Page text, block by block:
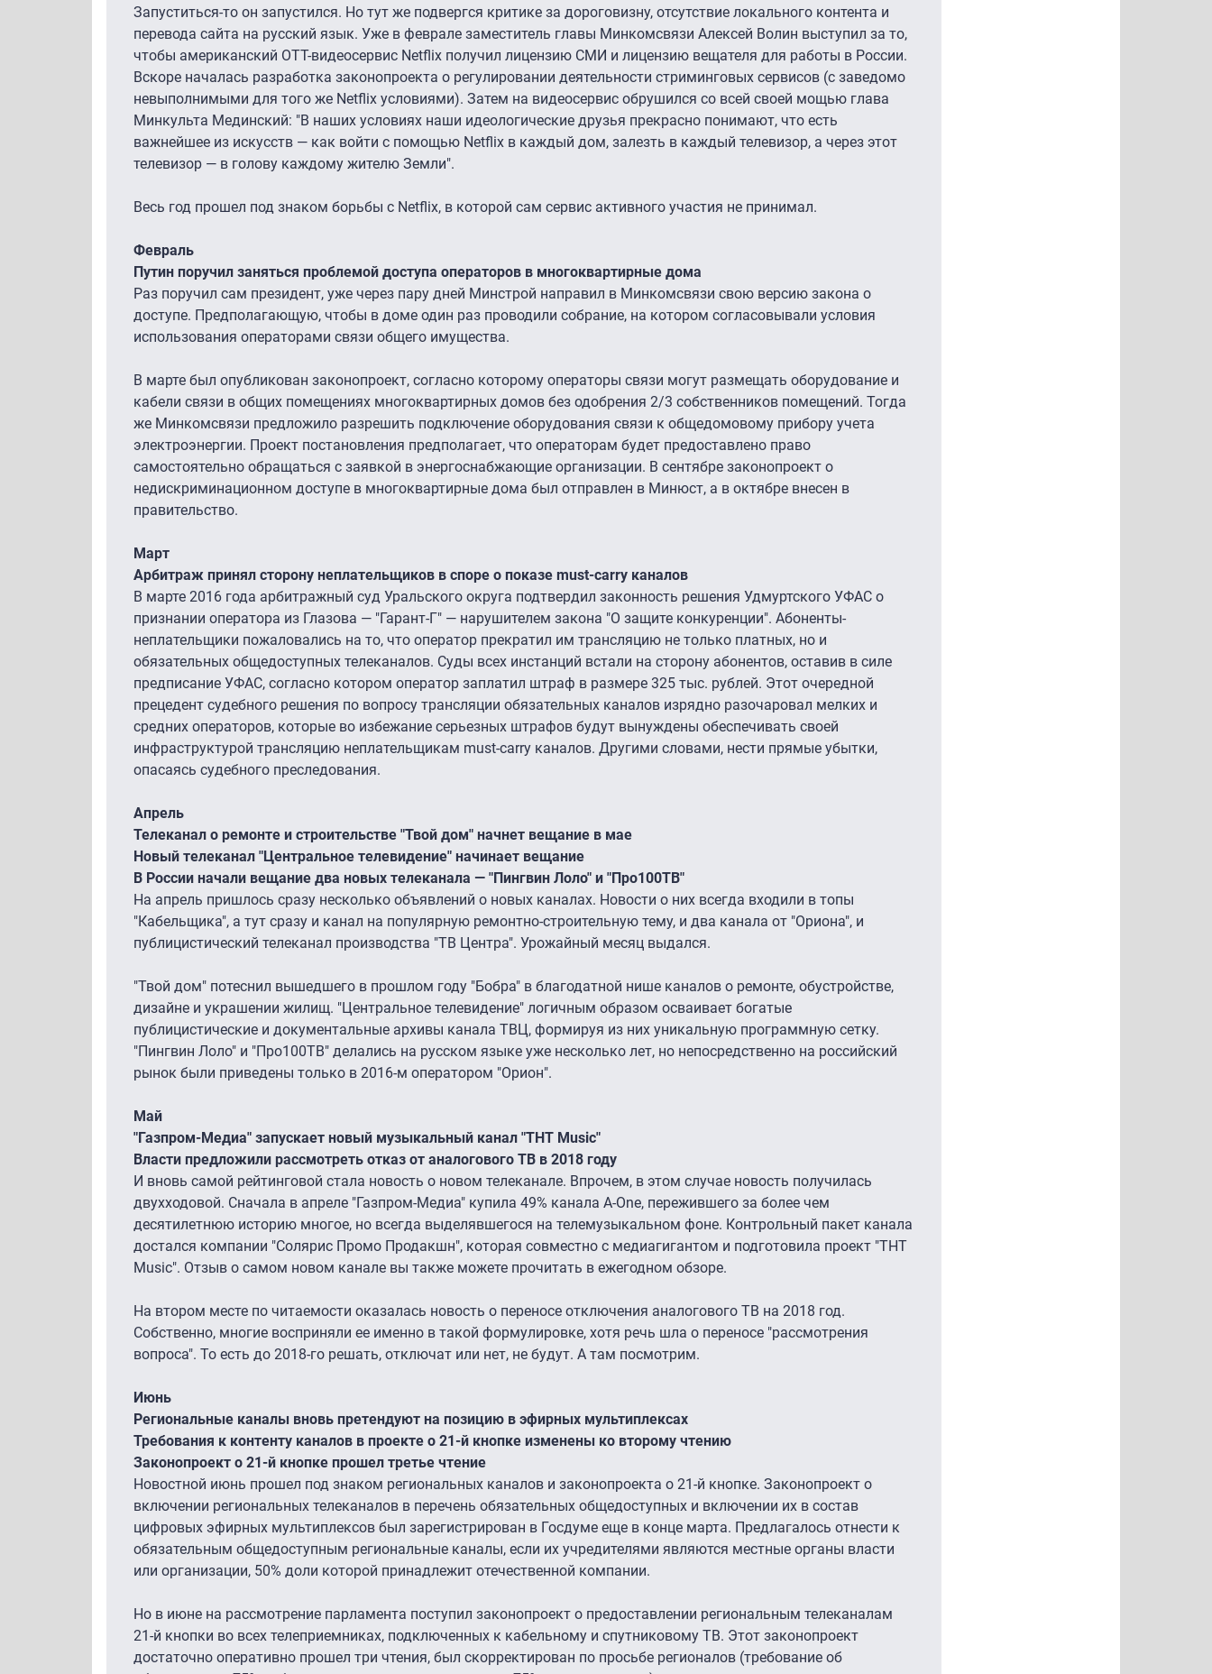
Запуститься-то он запустился. Но тут же подвергся критике за дороговизну, отсутствие локального контента и
перевода сайта на русский язык. Уже в феврале заместитель главы Минкомсвязи Алексей Волин выступил за то,
чтобы американский OTT-видеосервис Netflix получил лицензию СМИ и лицензию вещателя для работы в России.
Вскоре началась разработка законопроекта о регулировании деятельности стриминговых сервисов (с заведомо
невыполнимыми для того же Netflix условиями). Затем на видеосервис обрушился со всей своей мощью глава
Минкульта Мединский: "В наших условиях наши идеологические друзья прекрасно понимают, что есть
важнейшее из искусств — как войти с помощью Netflix в каждый дом, залезть в каждый телевизор, а через этот
телевизор — в голову каждому жителю Земли".
Весь год прошел под знаком борьбы с Netflix, в которой сам сервис активного участия не принимал.
Февраль
Путин поручил заняться проблемой доступа операторов в многоквартирные дома
Раз поручил сам президент, уже через пару дней Минстрой направил в Минкомсвязи свою версию закона о
доступе. Предполагающую, чтобы в доме один раз проводили собрание, на котором согласовывали условия
использования операторами связи общего имущества.
В марте был опубликован законопроект, согласно которому операторы связи могут размещать оборудование и
кабели связи в общих помещениях многоквартирных домов без одобрения 2/3 собственников помещений. Тогда
же Минкомсвязи предложило разрешить подключение оборудования связи к общедомовому прибору учета
электроэнергии. Проект постановления предполагает, что операторам будет предоставлено право
самостоятельно обращаться с заявкой в энергоснабжающие организации. В сентябре законопроект о
недискриминационном доступе в многоквартирные дома был отправлен в Минюст, а в октябре внесен в
правительство.
Март
Арбитраж принял сторону неплательщиков в споре о показе must-carry каналов
В марте 2016 года арбитражный суд Уральского округа подтвердил законность решения Удмуртского УФАС о
признании оператора из Глазова — "Гарант-Г" — нарушителем закона "О защите конкуренции". Абоненты-
неплательщики пожаловались на то, что оператор прекратил им трансляцию не только платных, но и
обязательных общедоступных телеканалов. Суды всех инстанций встали на сторону абонентов, оставив в силе
предписание УФАС, согласно котором оператор заплатил штраф в размере 325 тыс. рублей. Этот очередной
прецедент судебного решения по вопросу трансляции обязательных каналов изрядно разочаровал мелких и
средних операторов, которые во избежание серьезных штрафов будут вынуждены обеспечивать своей
инфраструктурой трансляцию неплательщикам must-carry каналов. Другими словами, нести прямые убытки,
опасаясь судебного преследования.
Апрель
Телеканал о ремонте и строительстве "Твой дом" начнет вещание в мае
Новый телеканал "Центральное телевидение" начинает вещание
В России начали вещание два новых телеканала — "Пингвин Лоло" и "Про100ТВ"
На апрель пришлось сразу несколько объявлений о новых каналах. Новости о них всегда входили в топы
"Кабельщика", а тут сразу и канал на популярную ремонтно-строительную тему, и два канала от "Ориона", и
публицистический телеканал производства "ТВ Центра". Урожайный месяц выдался.
"Твой дом" потеснил вышедшего в прошлом году "Бобра" в благодатной нише каналов о ремонте, обустройстве,
дизайне и украшении жилищ. "Центральное телевидение" логичным образом осваивает богатые
публицистические и документальные архивы канала ТВЦ, формируя из них уникальную программную сетку.
"Пингвин Лоло" и "Про100ТВ" делались на русском языке уже несколько лет, но непосредственно на российский
рынок были приведены только в 2016-м оператором "Орион".
Май
"Газпром-Медиа" запускает новый музыкальный канал "ТНТ Music"
Власти предложили рассмотреть отказ от аналогового ТВ в 2018 году
И вновь самой рейтинговой стала новость о новом телеканале. Впрочем, в этом случае новость получилась
двухходовой. Сначала в апреле "Газпром-Медиа" купила 49% канала A-One, пережившего за более чем
десятилетнюю историю многое, но всегда выделявшегося на телемузыкальном фоне. Контрольный пакет канала
достался компании "Солярис Промо Продакшн", которая совместно с медиагигантом и подготовила проект "ТНТ
Music". Отзыв о самом новом канале вы также можете прочитать в ежегодном обзоре.
На втором месте по читаемости оказалась новость о переносе отключения аналогового ТВ на 2018 год.
Собственно, многие восприняли ее именно в такой формулировке, хотя речь шла о переносе "рассмотрения
вопроса". То есть до 2018-го решать, отключат или нет, не будут. А там посмотрим.
Июнь
Региональные каналы вновь претендуют на позицию в эфирных мультиплексах
Требования к контенту каналов в проекте о 21-й кнопке изменены ко второму чтению
Законопроект о 21-й кнопке прошел третье чтение
Новостной июнь прошел под знаком региональных каналов и законопроекта о 21-й кнопке. Законопроект о
включении региональных телеканалов в перечень обязательных общедоступных и включении их в состав
цифровых эфирных мультиплексов был зарегистрирован в Госдуме еще в конце марта. Предлагалось отнести к
обязательным общедоступным региональные каналы, если их учредителями являются местные органы власти
или организации, 50% доли которой принадлежит отечественной компании.
Но в июне на рассмотрение парламента поступил законопроект о предоставлении региональным телеканалам
21-й кнопки во всех телеприемниках, подключенных к кабельному и спутниковому ТВ. Этот законопроект
достаточно оперативно прошел три чтения, был скорректирован по просьбе регионалов (требование об